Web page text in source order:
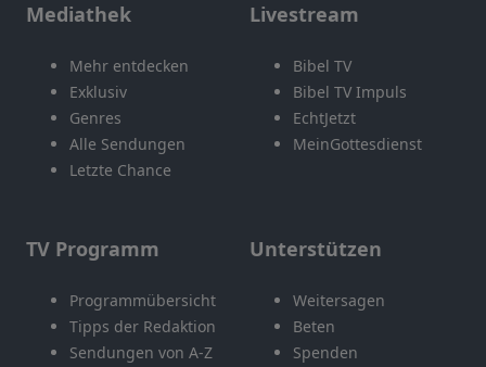
Mediathek
Mehr entdecken
Exklusiv
Genres
Alle Sendungen
Letzte Chance
Livestream
Bibel TV
Bibel TV Impuls
EchtJetzt
MeinGottesdienst
TV Programm
Programmübersicht
Tipps der Redaktion
Sendungen von A-Z
Unterstützen
Weitersagen
Beten
Spenden